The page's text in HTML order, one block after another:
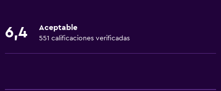
Cafetera
Máquina expendedora (bebidas)
6,4 Aceptable
551 calificaciones verificadas